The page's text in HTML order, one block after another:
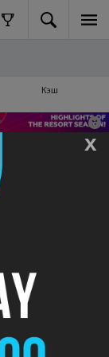
x
Кэш
Once per week